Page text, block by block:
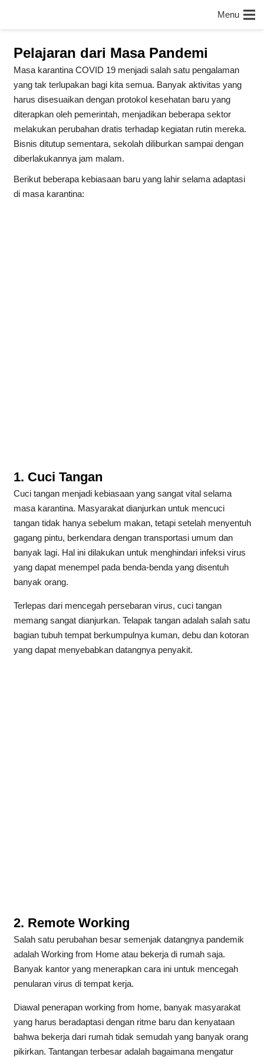
Menu
Pelajaran dari Masa Pandemi
Masa karantina COVID 19 menjadi salah satu pengalaman
yang tak terlupakan bagi kita semua. Banyak aktivitas yang
harus disesuaikan dengan protokol kesehatan baru yang
diterapkan oleh pemerintah, menjadikan beberapa sektor
melakukan perubahan dratis terhadap kegiatan rutin mereka.
Bisnis ditutup sementara, sekolah diliburkan sampai dengan
diberlakukannya jam malam.
Berikut beberapa kebiasaan baru yang lahir selama adaptasi
di masa karantina:
1. Cuci Tangan
Cuci tangan menjadi kebiasaan yang sangat vital selama
masa karantina. Masyarakat dianjurkan untuk mencuci
tangan tidak hanya sebelum makan, tetapi setelah menyentuh
gagang pintu, berkendara dengan transportasi umum dan
banyak lagi. Hal ini dilakukan untuk menghindari infeksi virus
yang dapat menempel pada benda-benda yang disentuh
banyak orang.
Terlepas dari mencegah persebaran virus, cuci tangan
memang sangat dianjurkan. Telapak tangan adalah salah satu
bagian tubuh tempat berkumpulnya kuman, debu dan kotoran
yang dapat menyebabkan datangnya penyakit.
2. Remote Working
Salah satu perubahan besar semenjak datangnya pandemik
adalah Working from Home atau bekerja di rumah saja.
Banyak kantor yang menerapkan cara ini untuk mencegah
penularan virus di tempat kerja.
Diawal penerapan working from home, banyak masyarakat
yang harus beradaptasi dengan ritme baru dan kenyataan
bahwa bekerja dari rumah tidak semudah yang banyak orang
pikirkan. Tantangan terbesar adalah bagaimana mengatur